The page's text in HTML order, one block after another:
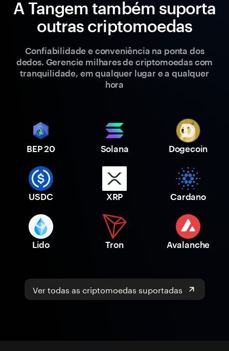
A Tangem também suporta
outras criptomoedas
Confiabilidade e conveniência na ponta dos
dedos. Gerencie milhares de criptomoedas com
tranquilidade, em qualquer lugar e a qualquer
hora
BEP 20 Solana Dogecoin
USDC XRP Cardano
Lido Tron Avalanche
Ver todas as criptomoedas suportadas